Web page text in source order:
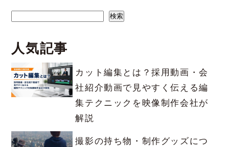
検索
人気記事
カット編集とは？採用動画・会
社紹介動画で見やすく伝える編
集テクニックを映像制作会社が
解説
撮影の持ち物・制作グッズにつ